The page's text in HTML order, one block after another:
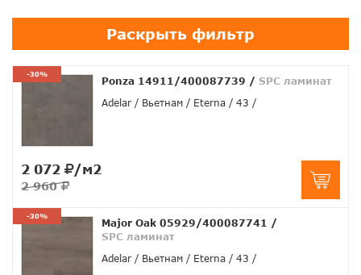
Раскрыть фильтр
-30%
Ponza 14911/400087739 / SPC ламинат
Adelar
Вьетнам Eterna 43
2 072 /м2
2 960
-30%
Major Oak 05929/400087741 /
SPC ламинат
Adelar
Вьетнам Eterna 43